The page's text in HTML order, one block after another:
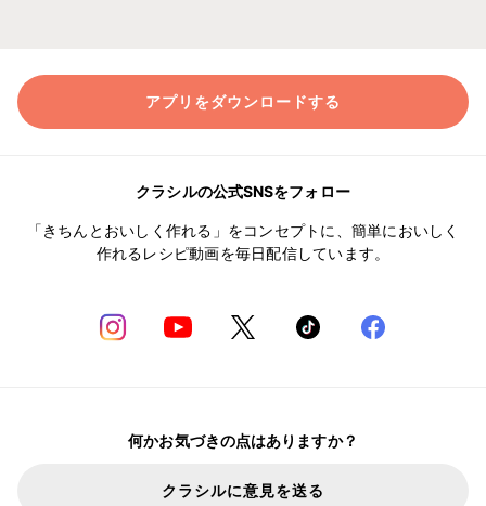
アプリをダウンロードする
クラシルの公式SNSをフォロー
「きちんとおいしく作れる」をコンセプトに、簡単においしく
作れるレシピ動画を毎日配信しています。
何かお気づきの点はありますか？
クラシルに意見を送る